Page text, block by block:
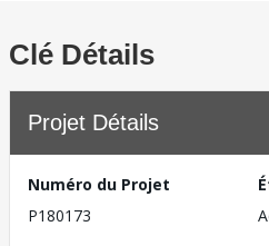
Clé Détails
Projet Détails
Numéro du Projet
P180173